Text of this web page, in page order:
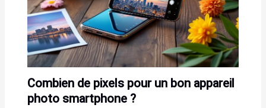
Combien de pixels pour un bon appareil
photo smartphone ?